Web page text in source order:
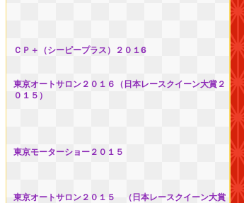
ＣＰ＋（シーピープラス）２０１6
東京オートサロン２０１６（日本レースクイーン大賞２
０１５）
東京モーターショー２０１５
東京オートサロン２０１５ （日本レースクイーン大賞